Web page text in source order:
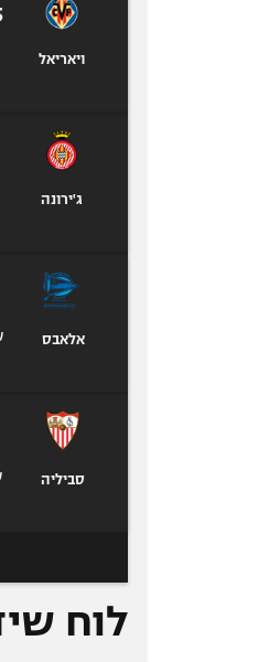
ויאריאל
ג'ירונה
אלאבס
סביליה
לוח